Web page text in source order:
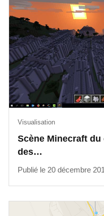
Scène Minecraft
des…
Visualisation
Publié le 20 décembre